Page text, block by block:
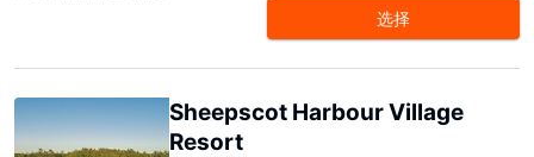
选择
Sheepscot Harbour Village
Resort